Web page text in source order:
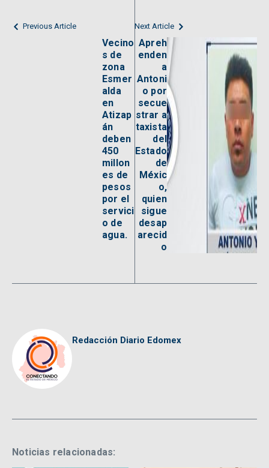
Previous Article
Vecino
s de
zona
Esmer
alda
en
Atizap
án
deben
450
millon
es de
pesos
por el
servici
o de
agua.
Next Article
Apreh
enden
a
Antoni
o por
secue
strar a
taxista
del
Estado
de
Méxic
o,
quien
sigue
desap
arecid
o
Redacción Diario Edomex
Noticias relacionadas: